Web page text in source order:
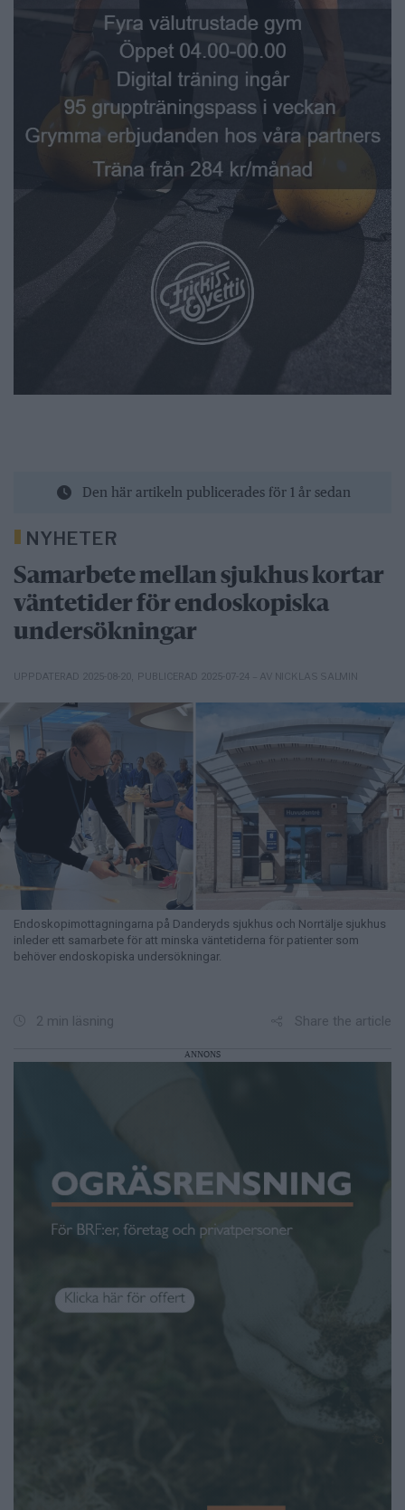
Den här artikeln publicerades för 1 år sedan
NYHETER
Samarbete mellan sjukhus kortar
väntetider för endoskopiska
undersökningar
UPPDATERAD 2025-08-20 PUBLICERAD 2025-07-24 – AV NICKLAS SALMIN
Endoskopimottagningarna på Danderyds sjukhus och Norrtälje sjukhus
inleder ett samarbete för att minska väntetiderna för patienter som
behöver endoskopiska undersökningar.
2 min läsning Share the article
ANNONS